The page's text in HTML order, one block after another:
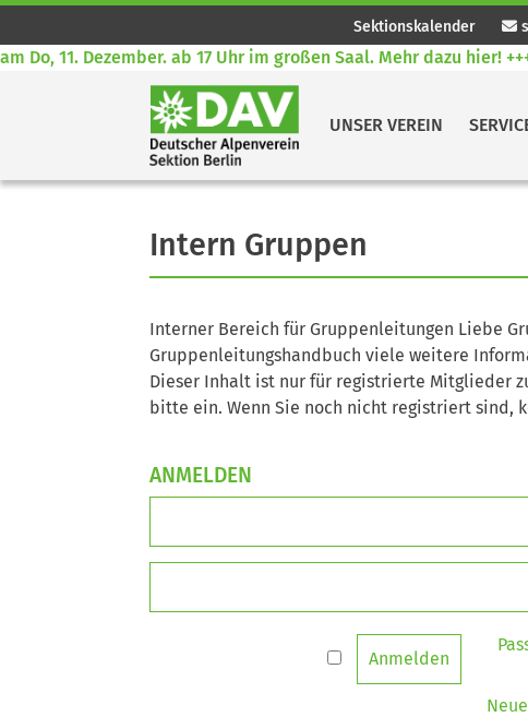
Sektionskalender
11. Dezember. ab 17 Uhr im großen Saal. Mehr dazu hier! ++++
UNSER VEREIN
Intern Gruppen
Interner Bereich für Gruppenleitungen Liebe
Gruppenleitungshandbuch viele weitere
Dieser Inhalt ist nur für registrierte Mitglieder
bitte ein. Wenn Sie noch nicht registriert sind,
ANMELDEN